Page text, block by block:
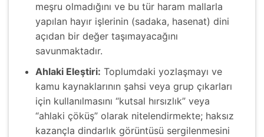
meşru olmadığını ve bu tür haram mallarla
yapılan hayır işlerinin (sadaka, hasenat) dini
açıdan bir değer taşımayacağını
savunmaktadır.
Ahlaki Eleştiri: Toplumdaki yozlaşmayı ve
kamu kaynaklarının şahsi veya grup çıkarları
için kullanılmasını “kutsal hırsızlık” veya
“ahlaki çöküş” olarak nitelendirmekte; haksız
kazançla dindarlık görüntüsü sergilenmesini